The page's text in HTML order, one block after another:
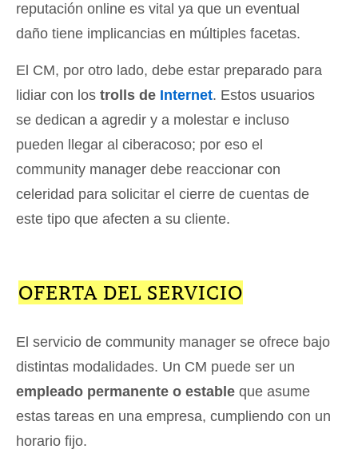
reputación online es vital ya que un eventual
daño tiene implicancias en múltiples facetas.
El CM, por otro lado, debe estar preparado para
lidiar con los trolls de Internet. Estos usuarios
se dedican a agredir y a molestar e incluso
pueden llegar al ciberacoso; por eso el
community manager debe reaccionar con
celeridad para solicitar el cierre de cuentas de
este tipo que afecten a su cliente.
OFERTA DEL SERVICIO
El servicio de community manager se ofrece bajo
distintas modalidades. Un CM puede ser un
empleado permanente o estable que asume
estas tareas en una empresa, cumpliendo con un
horario fijo.